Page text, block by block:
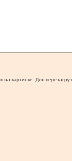
картинке. Для